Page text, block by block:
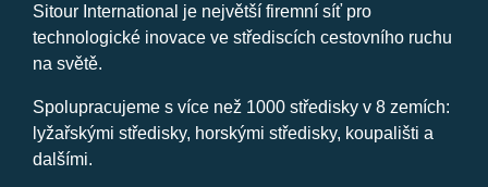
Sitour International je největší firemní síť pro
technologické inovace ve střediscích cestovního ruchu
na světě.
Spolupracujeme s více než 1000 středisky v 8 zemích:
lyžařskými středisky, horskými středisky, koupališti a
dalšími.